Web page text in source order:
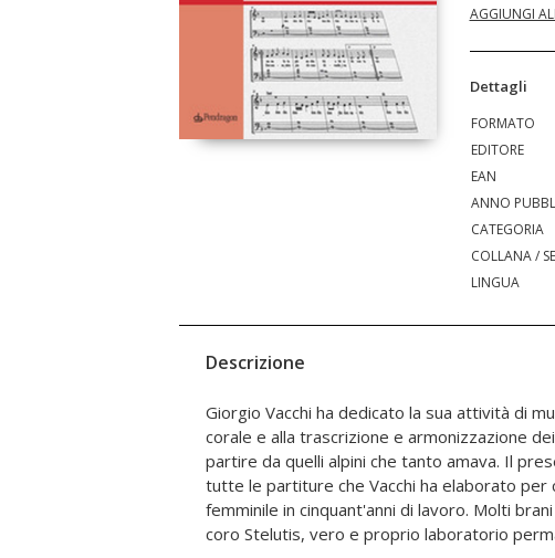
AGGIUNGI
Dettagli
FORMATO
EDITORE
EAN
ANNO
CATEGORIA
COLLANA /
LINGUA
Descrizione
Giorgio Vacchi ha dedicato la sua attività di
corale e alla trascrizione e armonizzazione
partire da quelli alpini che tanto amava. Il
tutte le partiture che Vacchi ha elaborato per
femminile in cinquant'anni di lavoro. Molti
coro Stelutis, vero e proprio laboratorio
musicali di Vacchi; altri furono elaborati per i
dietro impulso dello stesso Vacchi, fecero
territorio. In due corposi volumi Silvia
raccolto un totale di 204 partiture che, per
anche oggetto di revisione, grazie